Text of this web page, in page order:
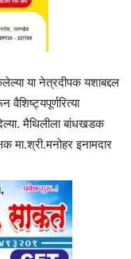
या नेत्रदीपक यशाबद्दल
मैथिलीला बांधखडक
मा.श्री.मनोहर इनामदार